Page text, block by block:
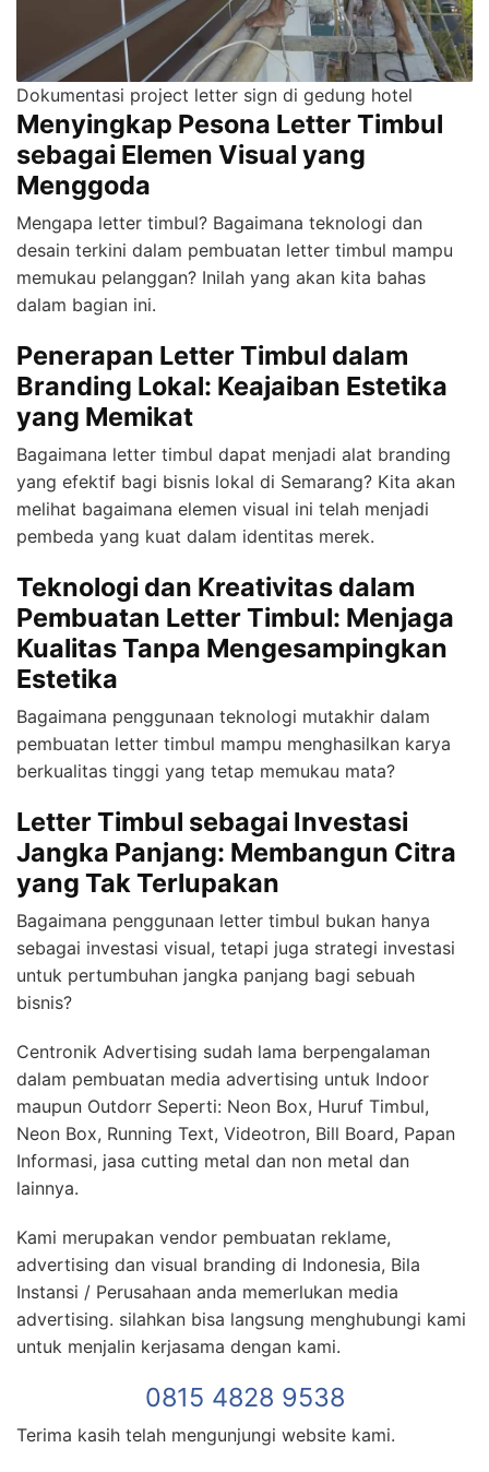
Dokumentasi project letter sign di gedung hotel
Menyingkap Pesona Letter Timbul
sebagai Elemen Visual yang
Menggoda
Mengapa letter timbul? Bagaimana teknologi dan
desain terkini dalam pembuatan letter timbul mampu
memukau pelanggan? Inilah yang akan kita bahas
dalam bagian ini.
Penerapan Letter Timbul dalam
Branding Lokal: Keajaiban Estetika
yang Memikat
Bagaimana letter timbul dapat menjadi alat branding
yang efektif bagi bisnis lokal di Semarang? Kita akan
melihat bagaimana elemen visual ini telah menjadi
pembeda yang kuat dalam identitas merek.
Teknologi dan Kreativitas dalam
Pembuatan Letter Timbul: Menjaga
Kualitas Tanpa Mengesampingkan
Estetika
Bagaimana penggunaan teknologi mutakhir dalam
pembuatan letter timbul mampu menghasilkan karya
berkualitas tinggi yang tetap memukau mata?
Letter Timbul sebagai Investasi
Jangka Panjang: Membangun Citra
yang Tak Terlupakan
Bagaimana penggunaan letter timbul bukan hanya
sebagai investasi visual, tetapi juga strategi investasi
untuk pertumbuhan jangka panjang bagi sebuah
bisnis?
Centronik Advertising sudah lama berpengalaman
dalam pembuatan media advertising untuk Indoor
maupun Outdorr Seperti: Neon Box, Huruf Timbul,
Neon Box, Running Text, Videotron, Bill Board, Papan
Informasi, jasa cutting metal dan non metal dan
lainnya.
Kami merupakan vendor pembuatan reklame,
advertising dan visual branding di Indonesia, Bila
Instansi / Perusahaan anda memerlukan media
advertising. silahkan bisa langsung menghubungi kami
untuk menjalin kerjasama dengan kami.
0815 4828 9538
Terima kasih telah mengunjungi website kami.